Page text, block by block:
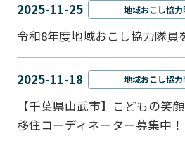
2025-11-25 地域おこし協力
令和8年度地域おこし協力隊員
2025-11-18 地域おこし協力
【千葉県山武市】こどもの
移住コーディネーター募集中！